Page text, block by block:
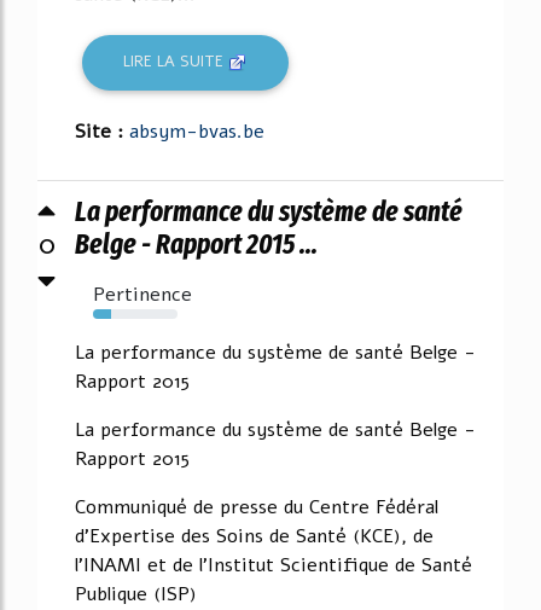
LIRE LA SUITE
Site : absym-bvas.be
0
La performance du système de santé
Belge - Rapport 2015 ...
Pertinence
21%
La performance du système de santé Belge -
Rapport 2015
La performance du système de santé Belge -
Rapport 2015
Communiqué de presse du Centre Fédéral
d'Expertise des Soins de Santé (KCE), de
l'INAMI et de l'Institut Scientifique de Santé
Publique (ISP)